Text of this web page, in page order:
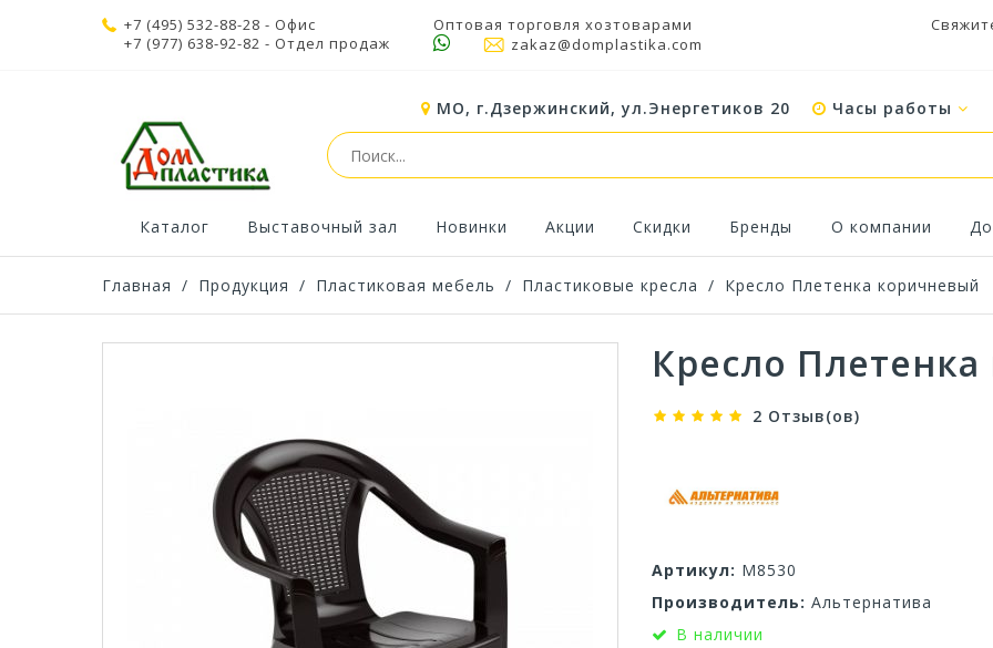
+7 (495) 532-88-28 - Офис
+7 (977) 638-92-82 - Отдел продаж
Оптовая торговля хозтоварами
zakaz@domplastika.com
МО, г.Дзержинский, ул.Энергетиков 20 Часы работы
Каталог Выставочный зал Новинки Акции Скидки Бренды О компании
Главная / Продукция / Пластиковая мебель / Пластиковые кресла / Кресло Плетенка коричневый
Кресло
2 Отзыв(ов)
Артикул: М8530
Производитель: Альтернатива
В наличии